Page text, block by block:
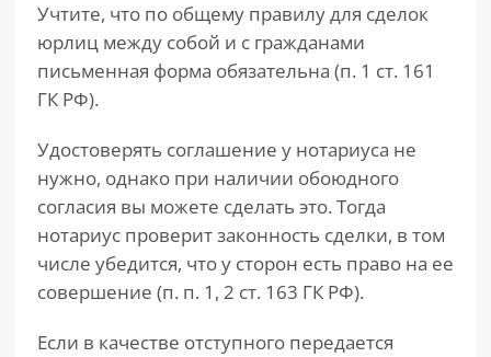
Учтите, что по общему правилу для сделок
юрлиц между собой и с гражданами
письменная форма обязательна (п. 1 ст. 161
ГК РФ).
Удостоверять соглашение у нотариуса не
нужно, однако при наличии обоюдного
согласия вы можете сделать это. Тогда
нотариус проверит законность сделки, в том
числе убедится, что у сторон есть право на ее
совершение (п. п. 1, 2 ст. 163 ГК РФ).
Если в качестве отступного передается